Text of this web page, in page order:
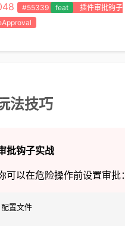
#55339 feat
插件审批钩子
法技巧
批钩子实战
可以在危险操作前设置审批：
置文件